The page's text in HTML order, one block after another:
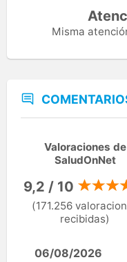
Misma
Valoraciones de
SaludOnNet
9,2 / 10
(171.256
recibidas)
06/08/2026